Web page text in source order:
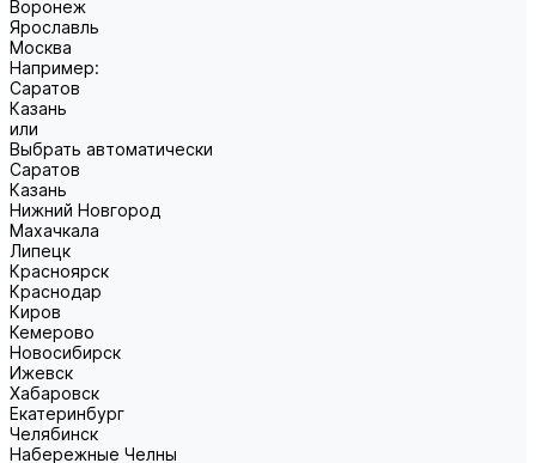
Воронеж
Ярославль
Москва
Например:
Саратов
Казань
или
Выбрать автоматически
Саратов
Казань
Нижний Новгород
Махачкала
Липецк
Красноярск
Краснодар
Киров
Кемерово
Новосибирск
Ижевск
Хабаровск
Екатеринбург
Челябинск
Набережные Челны